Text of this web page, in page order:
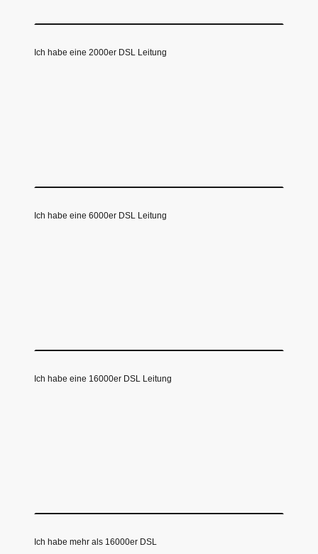
Ich habe eine 2000er DSL Leitung
Ich habe eine 6000er DSL Leitung
Ich habe eine 16000er DSL Leitung
Ich habe mehr als 16000er DSL